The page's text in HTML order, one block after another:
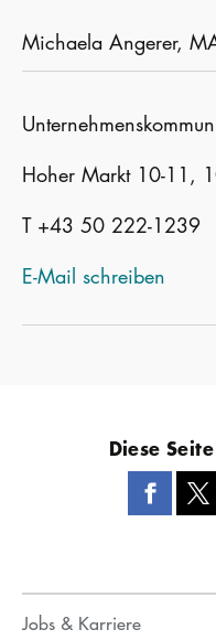
Michaela Angerer,
Hoher Markt 10-11,
T +43 50 222-1239
E-Mail schreiben
Diese
Jobs & Karriere